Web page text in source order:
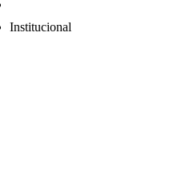
Institucional